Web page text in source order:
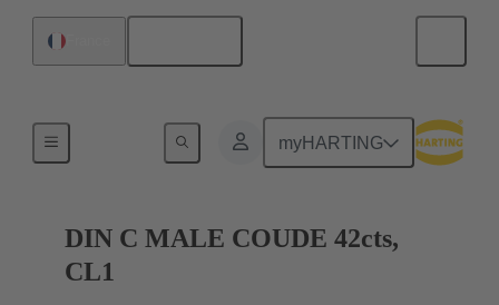
myHARTING
Raccordement carte mère à carte fille
DIN C MALE COUDE 42cts,
CL1